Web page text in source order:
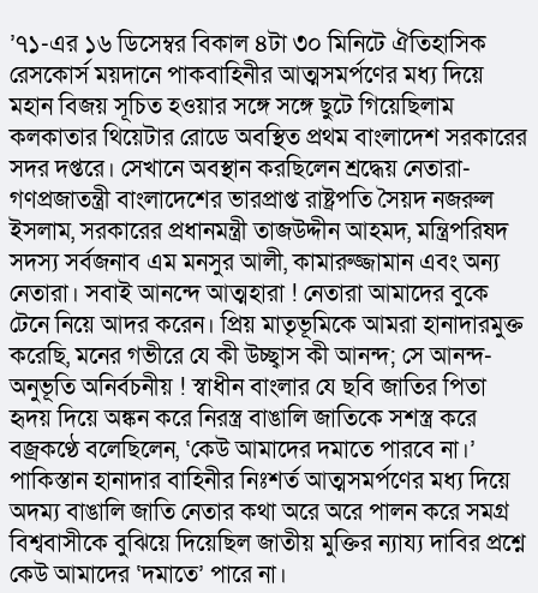
’৭১-এর ১৬ ডিসেম্বর বিকাল ৪টা ৩০ মিনিটে ঐতিহাসিক
রেসকোর্স ময়দানে পাকবাহিনীর আত্মসমর্পণের মধ্য দিয়ে
মহান বিজয় সূচিত হওয়ার সঙ্গে সঙ্গে ছুটে গিয়েছিলাম
কলকাতার থিয়েটার রোডে অবস্থিত প্রথম বাংলাদেশ সরকারের
সদর দপ্তরে। সেখানে অবস্থান করছিলেন শ্রদ্ধেয় নেতারা-
গণপ্রজাতন্ত্রী বাংলাদেশের ভারপ্রাপ্ত রাষ্ট্রপতি সৈয়দ নজরুল
ইসলাম, সরকারের প্রধানমন্ত্রী তাজউদ্দীন আহমদ, মন্ত্রিপরিষদ
সদস্য সর্বজনাব এম মনসুর আলী, কামারুজ্জামান এবং অন্য
নেতারা। সবাই আনন্দে আত্মহারা ! নেতারা আমাদের বুকে
টেনে নিয়ে আদর করেন। প্রিয় মাতৃভূমিকে আমরা হানাদারমুক্ত
করেছি, মনের গভীরে যে কী উচ্ছ্বাস কী আনন্দ; সে আনন্দ-
অনুভূতি অনির্বচনীয় ! স্বাধীন বাংলার যে ছবি জাতির পিতা
হৃদয় দিয়ে অঙ্কন করে নিরস্ত্র বাঙালি জাতিকে সশস্ত্র করে
বজ্রকণ্ঠে বলেছিলেন, ‘কেউ আমাদের দমাতে পারবে না।’
পাকিস্তান হানাদার বাহিনীর নিঃশর্ত আত্মসমর্পণের মধ্য দিয়ে
অদম্য বাঙালি জাতি নেতার কথা অরে অরে পালন করে সমগ্র
বিশ্ববাসীকে বুঝিয়ে দিয়েছিল জাতীয় মুক্তির ন্যায্য দাবির প্রশ্নে
কেউ আমাদের ‘দমাতে’ পারে না।